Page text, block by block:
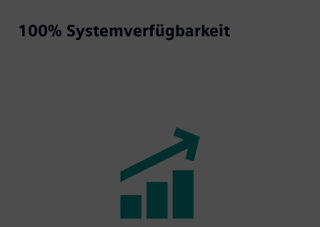
100% Systemverfügbarkeit